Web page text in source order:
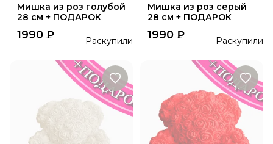
Мишка из роз голубой
28 см + ПОДАРОК
1990 ₽ Раскупили
Мишка из роз серый
28 см + ПОДАРОК
1990 ₽ Раскупили